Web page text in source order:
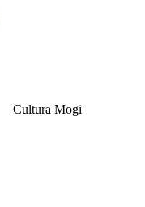
Cultura Mogi